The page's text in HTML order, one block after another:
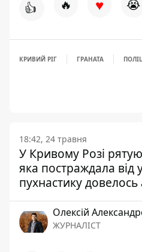
👍 🔥 ♥ 😭
КРИВИЙ РІГ ГРАНАТА
18:42, 24 травня
У Кривому Розі
яка постраждала від
пухнастику
Олексій
ЖУРНАЛІСТ